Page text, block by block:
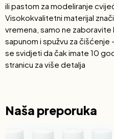
ili pastom za modeliranje
Visokokvalitetni materijal
vremena, samo ne
sapunom i spužvu za čišćenje
se svidjeti da čak imate 10
stranicu za više detalja
Naša preporuka